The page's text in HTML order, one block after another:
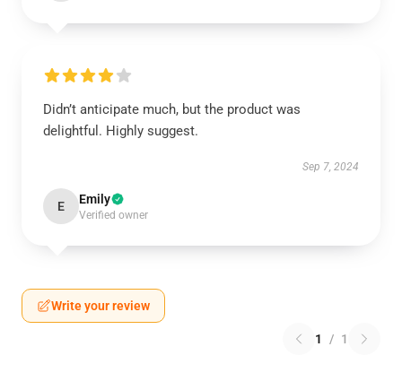
Didn’t anticipate much, but the product was
delightful. Highly suggest.
Sep 7, 2024
E Emily
Verified owner
Write your review
1 / 1